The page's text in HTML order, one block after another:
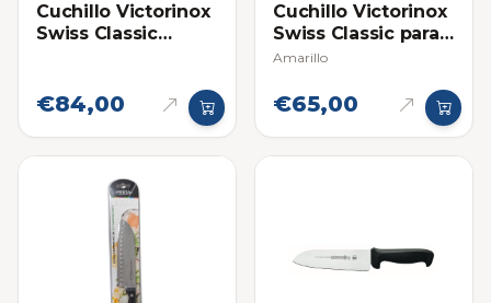
Cuchillo Victorinox
Swiss Classic
€84,00
Cuchillo Victorinox
Swiss Classic para
Pan Mango
Amarillo
€65,00